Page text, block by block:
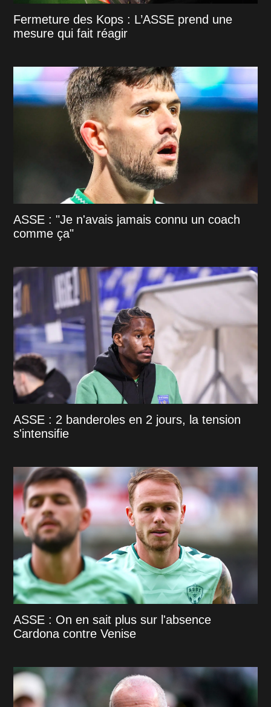
Fermeture des Kops : L’ASSE prend une
mesure qui fait réagir
ASSE : "Je n'avais jamais connu un coach
comme ça"
ASSE : 2 banderoles en 2 jours, la tension
s'intensifie
ASSE : On en sait plus sur l'absence
Cardona contre Venise